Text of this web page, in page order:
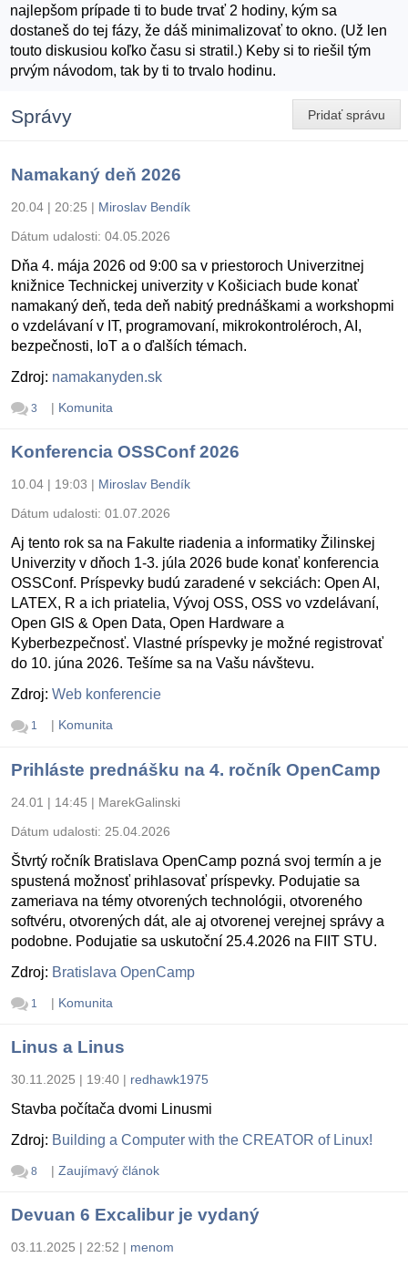
najlepšom prípade ti to bude trvať 2 hodiny, kým sa
dostaneš do tej fázy, že dáš minimalizovať to okno. (Už len
touto diskusiou koľko času si stratil.) Keby si to riešil tým
prvým návodom, tak by ti to trvalo hodinu.
Pridať správu
Správy
Namakaný deň 2026
20.04 | 20:25 | Miroslav Bendík
Dátum udalosti: 04.05.2026
Dňa 4. mája 2026 od 9:00 sa v priestoroch Univerzitnej
knižnice Technickej univerzity v Košiciach bude konať
namakaný deň, teda deň nabitý prednáškami a workshopmi
o vzdelávaní v IT, programovaní, mikrokontroléroch, AI,
bezpečnosti, IoT a o ďalších témach.
Zdroj: namakanyden.sk
3 | Komunita
Konferencia OSSConf 2026
10.04 | 19:03 | Miroslav Bendík
Dátum udalosti: 01.07.2026
Aj tento rok sa na Fakulte riadenia a informatiky Žilinskej
Univerzity v dňoch 1-3. júla 2026 bude konať konferencia
OSSConf. Príspevky budú zaradené v sekciách: Open AI,
LATEX, R a ich priatelia, Vývoj OSS, OSS vo vzdelávaní,
Open GIS & Open Data, Open Hardware a
Kyberbezpečnosť. Vlastné príspevky je možné registrovať
do 10. júna 2026. Tešíme sa na Vašu návštevu.
Zdroj: Web konferencie
1 | Komunita
Prihláste prednášku na 4. ročník OpenCamp
24.01 | 14:45 | MarekGalinski
Dátum udalosti: 25.04.2026
Štvrtý ročník Bratislava OpenCamp pozná svoj termín a je
spustená možnosť prihlasovať príspevky. Podujatie sa
zameriava na témy otvorených technológii, otvoreného
softvéru, otvorených dát, ale aj otvorenej verejnej správy a
podobne. Podujatie sa uskutoční 25.4.2026 na FIIT STU.
Zdroj: Bratislava OpenCamp
1 | Komunita
Linus a Linus
30.11.2025 | 19:40 | redhawk1975
Stavba počítača dvomi Linusmi
Zdroj: Building a Computer with the CREATOR of Linux!
8 | Zaujímavý článok
Devuan 6 Excalibur je vydaný
03.11.2025 | 22:52 | menom